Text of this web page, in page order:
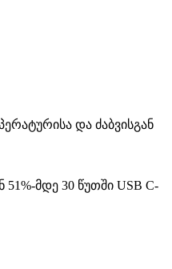
და ძაბვისგან
მდე 30 წუთში USB C-